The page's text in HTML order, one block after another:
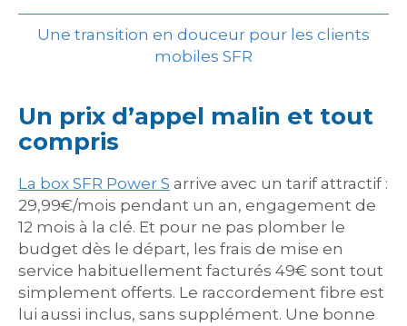
Une transition en douceur pour les clients
mobiles SFR
Un prix d’appel malin et tout
compris
La box SFR Power S arrive avec un tarif attractif :
29,99€/mois pendant un an, engagement de
12 mois à la clé. Et pour ne pas plomber le
budget dès le départ, les frais de mise en
service habituellement facturés 49€ sont tout
simplement offerts. Le raccordement fibre est
lui aussi inclus, sans supplément. Une bonne